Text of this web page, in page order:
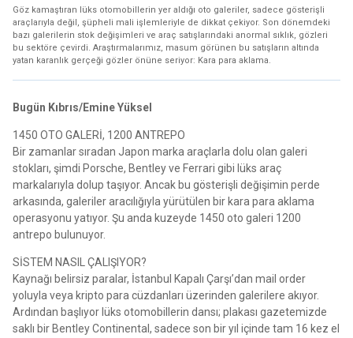
Göz kamaştıran lüks otomobillerin yer aldığı oto galeriler, sadece gösterişli
araçlarıyla değil, şüpheli mali işlemleriyle de dikkat çekiyor. Son dönemdeki
bazı galerilerin stok değişimleri ve araç satışlarındaki anormal sıklık, gözleri
bu sektöre çevirdi. Araştırmalarımız, masum görünen bu satışların altında
yatan karanlık gerçeği gözler önüne seriyor: Kara para aklama.
Bugün Kıbrıs/Emine Yüksel
1450 OTO GALERİ, 1200 ANTREPO
Bir zamanlar sıradan Japon marka araçlarla dolu olan galeri
stokları, şimdi Porsche, Bentley ve Ferrari gibi lüks araç
markalarıyla dolup taşıyor. Ancak bu gösterişli değişimin perde
arkasında, galeriler aracılığıyla yürütülen bir kara para aklama
operasyonu yatıyor. Şu anda kuzeyde 1450 oto galeri 1200
antrepo bulunuyor.
SİSTEM NASIL ÇALIŞIYOR?
Kaynağı belirsiz paralar, İstanbul Kapalı Çarşı’dan mail order
yoluyla veya kripto para cüzdanları üzerinden galerilere akıyor.
Ardından başlıyor lüks otomobillerin dansı; plakası gazetemizde
saklı bir Bentley Continental, sadece son bir yıl içinde tam 16 kez el